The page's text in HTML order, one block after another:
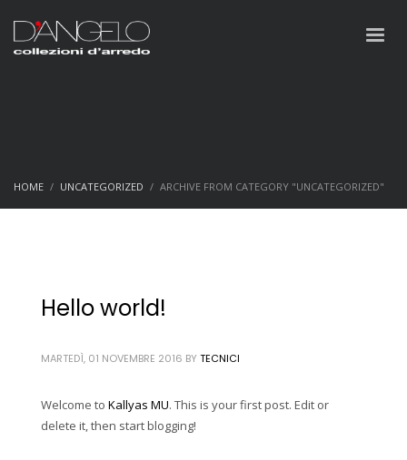
HOME UNCATEGORIZED ARCHIVE FROM CATEGORY "UNCATEGORIZED"
Hello world!
MARTEDÌ, 01 NOVEMBRE 2016 BY TECNICI
Welcome to Kallyas MU. This is your first post. Edit or
delete it, then start blogging!